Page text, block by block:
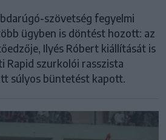
szövetség fegyelmi
ügyben is döntést hozott: az
Ilyés Róbert kiállítását is
Rapid szurkolói rasszista
súlyos büntetést kapott.